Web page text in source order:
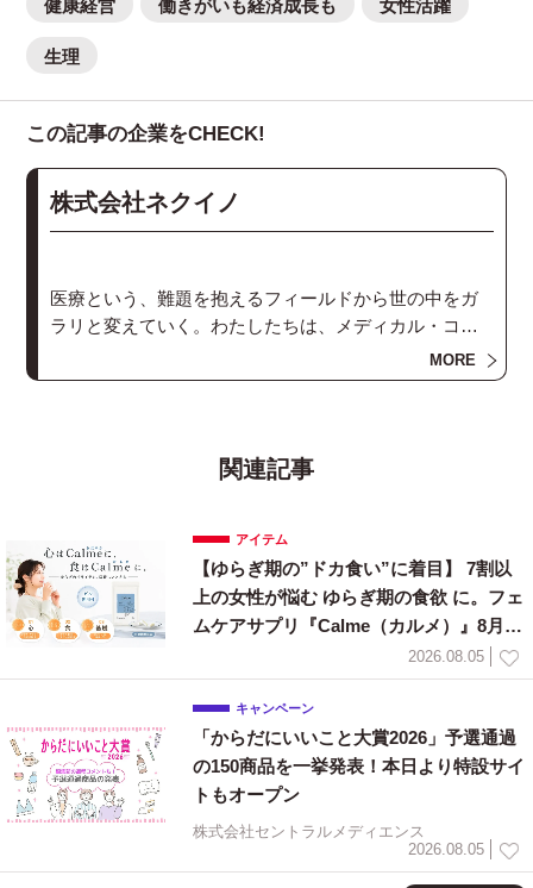
健康経営 働きがいも経済成長も 女性活躍
生理
この記事の企業をCHECK!
株式会社ネクイノ
医療という、難題を抱えるフィールドから世の中をガ
ラリと変えていく。わたしたちは、メディカル・コミ
MORE
関連記事
アイテム
【ゆらぎ期の”ドカ食い”に着目】 7割以
上の女性が悩む ゆらぎ期の食欲 に。フェ
ムケアサプリ『Calme（カルメ）』8月3
2026.08.05
キャンペーン
「からだにいいこと大賞2026」予選通過
の150商品を一挙発表！本日より特設サイ
トもオープン
株式会社セントラルメディエンス
2026.08.05